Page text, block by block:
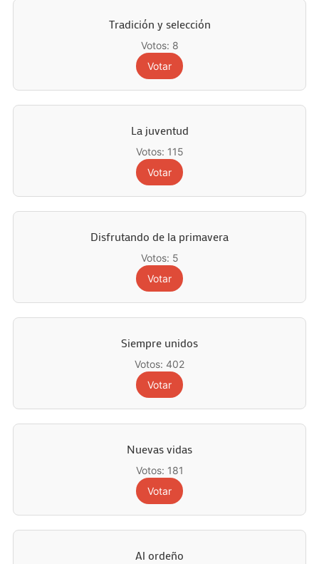
Tradición y selección
Votos: 8
Votar
La juventud
Votos: 115
Votar
Disfrutando de la primavera
Votos: 5
Votar
Siempre unidos
Votos: 402
Votar
Nuevas vidas
Votos: 181
Votar
Al ordeño